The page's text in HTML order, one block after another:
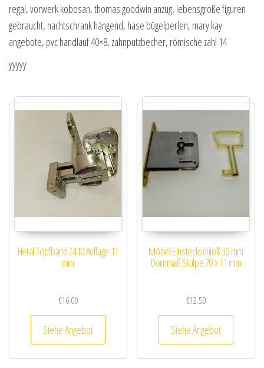
regal, vorwerk kobosan, thomas goodwin anzug, lebensgroße figuren
gebraucht, nachtschrank hängend, hase bügelperlen, mary kay
angebote, pvc handlauf 40×8, zahnputzbecher, römische zahl 14
yyyyy
Hetal Topfband Z410 Auflage 11
mm
€16.00
Siehe Angebot
Möbel Einsteckschloß 30 mm
Dornmaß Stulpe 70 x 11 mm
€12.50
Siehe Angebot